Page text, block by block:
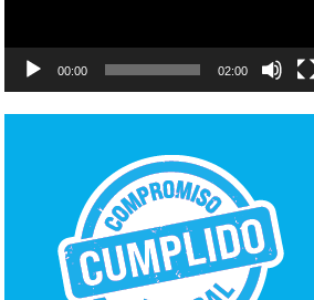
00:00 02:00